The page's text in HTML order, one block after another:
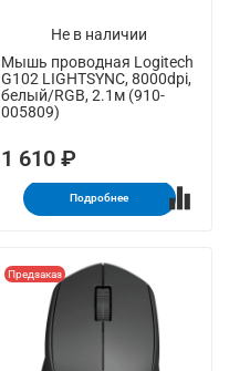
Не в наличии
Мышь проводная Logitech
G102 LIGHTSYNC, 8000dpi,
белый/RGB, 2.1м (910-
005809)
1 610 ₽
Подробнее
Предзаказ